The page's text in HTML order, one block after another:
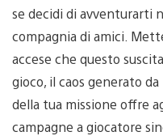
se decidi di avventurarti
compagnia di amici.
accese che questo
gioco, il caos generato
della tua missione offre
campagne a giocatore